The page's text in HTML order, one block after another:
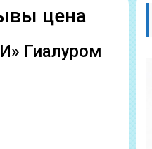
цена
Гиалуром